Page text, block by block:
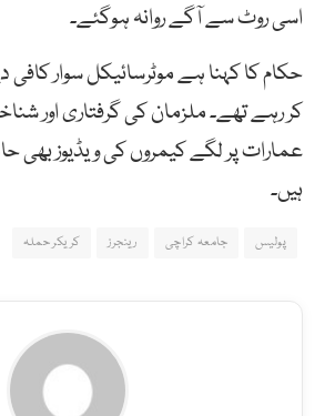
اسی روٹ سے آگے روانہ ہوگئے۔
حکام کا کہنا ہے موٹرسائیکل سوار کافی
کر رہے تھے۔ ملزمان کی گرفتاری اور
عمارات پر لگے کیمروں کی ویڈیوز
ہیں۔
پولیس جامعہ کراچی رینجرز کریکر حملہ